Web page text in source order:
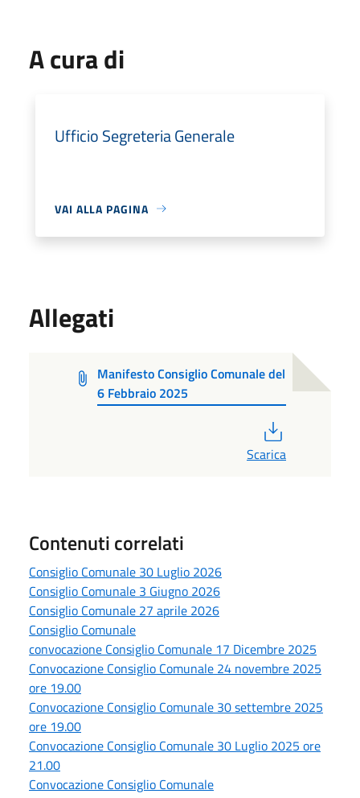
A cura di
Ufficio Segreteria Generale
VAI ALLA PAGINA
Allegati
Manifesto Consiglio Comunale del
6 Febbraio 2025
Scarica
Contenuti correlati
Consiglio Comunale 30 Luglio 2026
Consiglio Comunale 3 Giugno 2026
Consiglio Comunale 27 aprile 2026
Consiglio Comunale
convocazione Consiglio Comunale 17 Dicembre 2025
Convocazione Consiglio Comunale 24 novembre 2025
ore 19.00
Convocazione Consiglio Comunale 30 settembre 2025
ore 19.00
Convocazione Consiglio Comunale 30 Luglio 2025 ore
21.00
Convocazione Consiglio Comunale